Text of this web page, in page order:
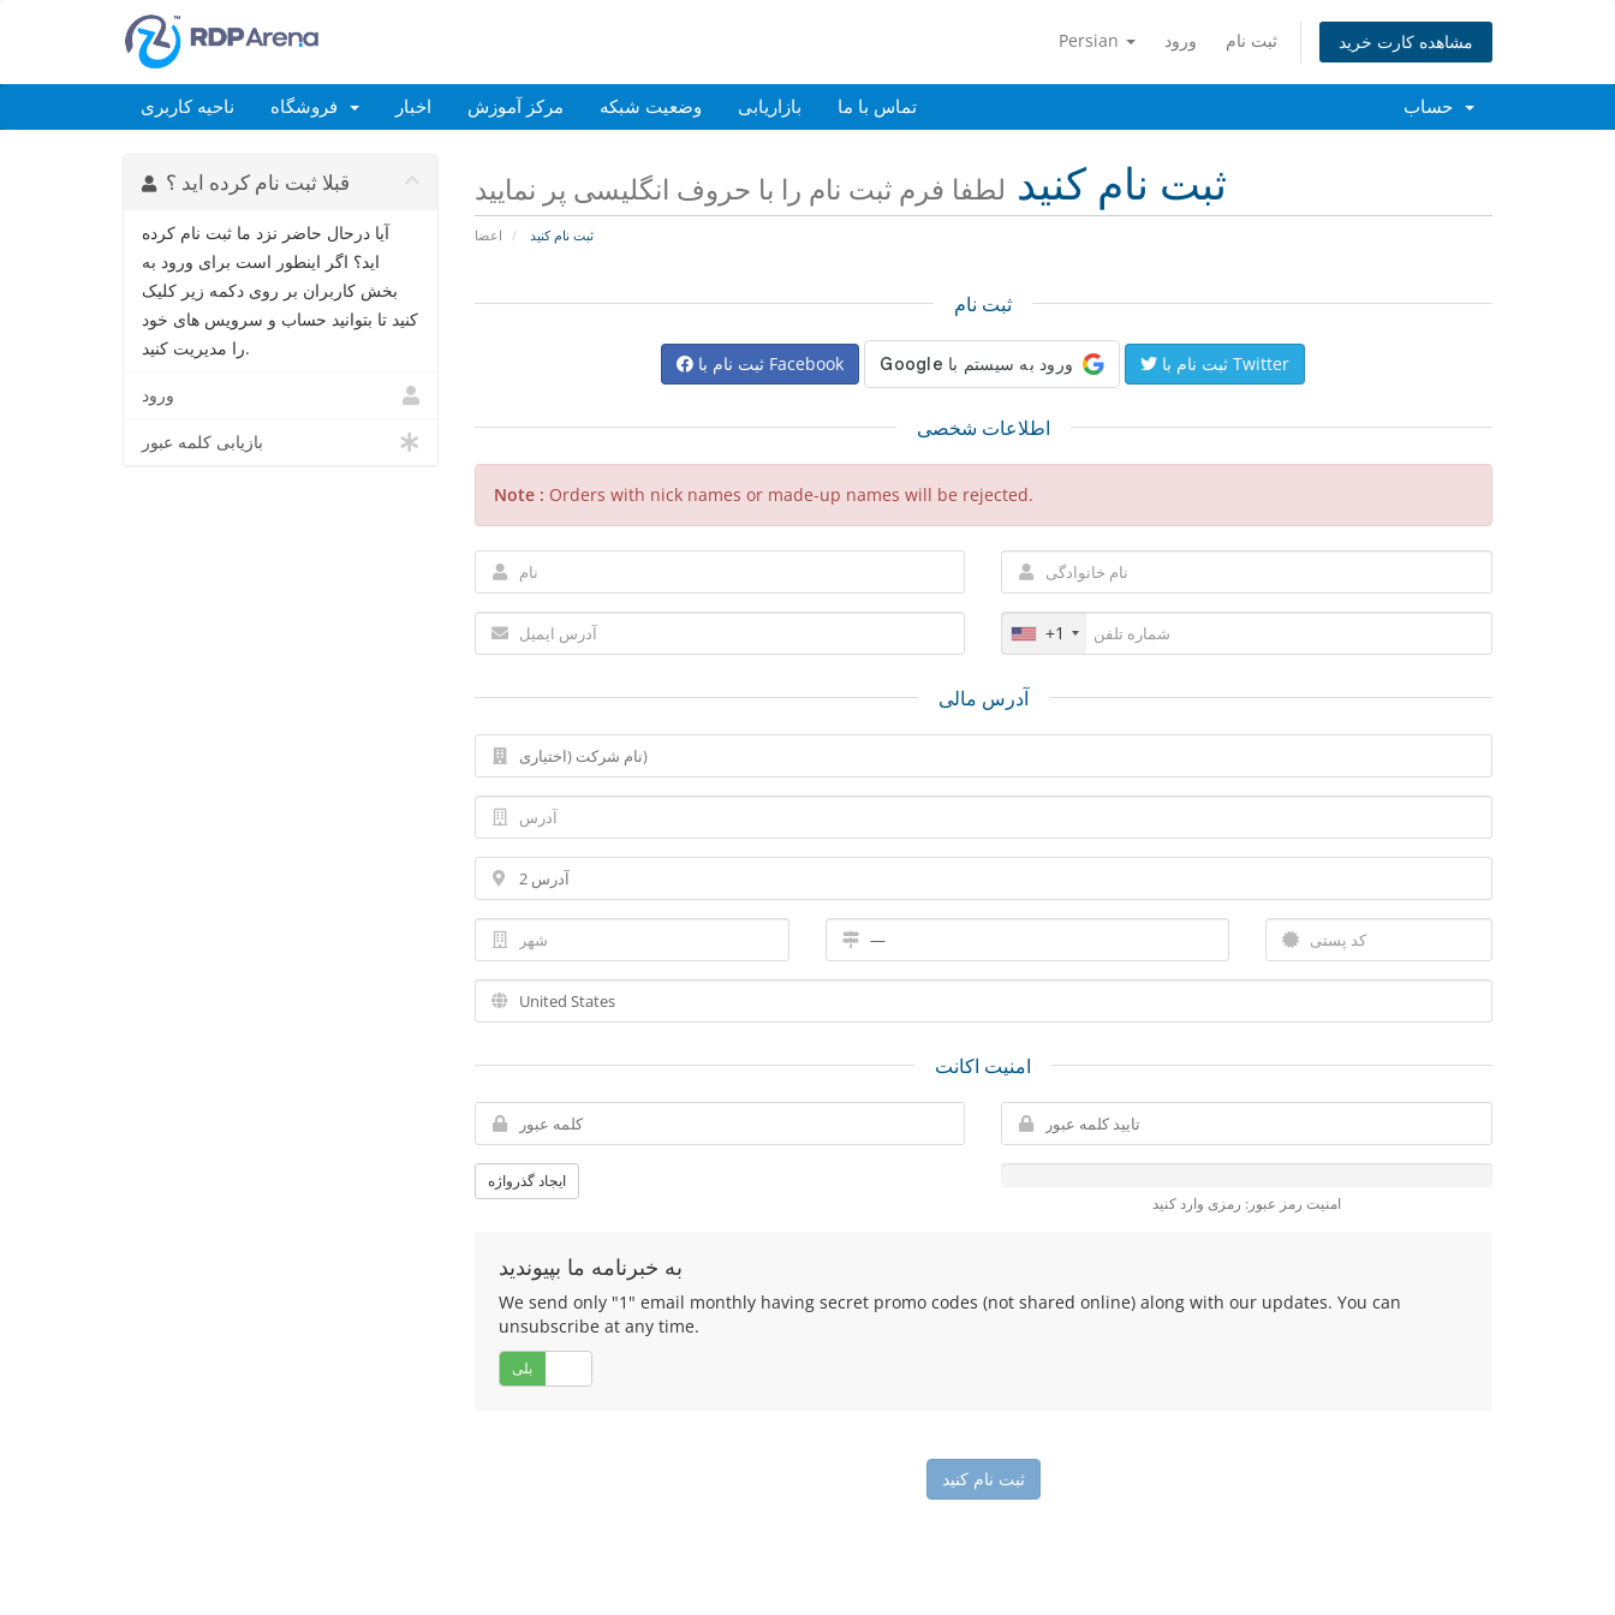
Persian ورود ثبت نام مشاهده کارت خرید
ناحیه کاربری اخبار مرکز آموزش وضعیت شبکه بازاریابی تماس با ما
ثبت نام کنید لطفا فرم ثبت نام را با حروف انگلیسی پر نمایید
اعضا ثبت نام کنید
قبلا ثبت نام کرده اید ؟
آیا درحال حاضر نزد ما ثبت نام کرده
اید؟ اگر اینطور است برای ورود به
بخش کاربران بر روی دکمه زیر کلیک
کنید تا بتوانید حساب و سرویس های خود
را مدیریت کنید.
ورود
بازیابی کلمه عبور
ثبت نام
ثبت نام با Facebook ثبت نام با Twitter
اطلاعات شخصی
Note : Orders with nick names or made-up names will be rejected.
+1
آدرس مالی
امنیت اکانت
ایجاد گذرواژه
امنیت رمز عبور: رمزی وارد کنید
به خبرنامه ما بپیوندید
We send only "1" email monthly having secret promo codes (not shared online) along with our updates. You can
unsubscribe at any time.
بلی